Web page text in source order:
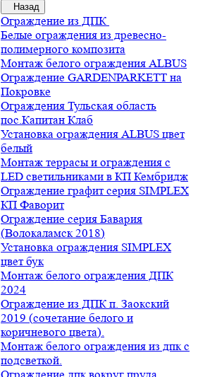
Назад
Ограждение из ДПК
Белые ограждения из древесно-
полимерного композита
Монтаж белого ограждения ALBUS
Ограждение GARDENPARKETT на
Покровке
Ограждения Тульская область
пос.Капитан Клаб
Установка ограждения ALBUS цвет
белый
Монтаж террасы и ограждения с
LED светильниками в КП Кембридж
Ограждение графит серия SIMPLEX
КП Фаворит
Ограждение серия Бавария
(Волокаламск 2018)
Установка ограждения SIMPLEX
цвет бук
Монтаж белого ограждения ДПК
2024
Ограждение из ДПК п. Заокский
2019 (сочетание белого и
коричневого цвета).
Монтаж белого ограждения из дпк с
подсветкой.